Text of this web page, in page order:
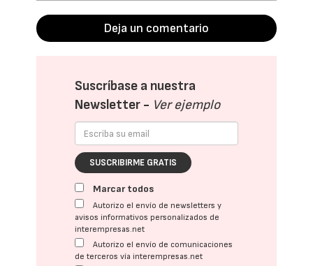
Deja un comentario
Suscríbase a nuestra
Newsletter - Ver ejemplo
SUSCRIBIRME GRATIS
Marcar todos
Autorizo el envío de newsletters y
avisos informativos personalizados de
interempresas.net
Autorizo el envío de comunicaciones
de terceros vía interempresas.net